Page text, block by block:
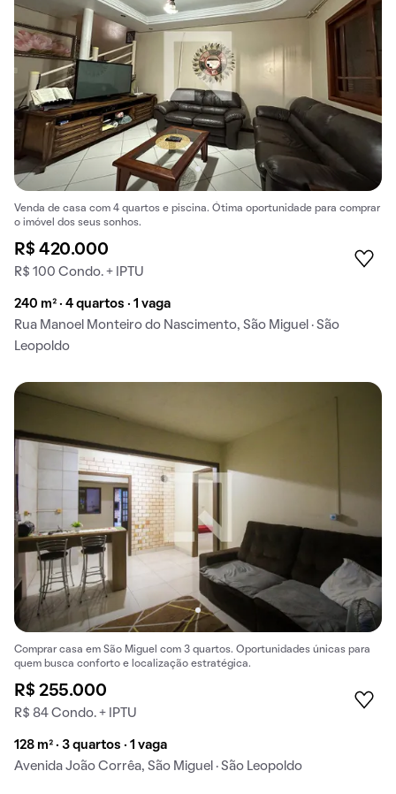
Venda de casa com 4 quartos e piscina. Ótima oportunidade para comprar
o imóvel dos seus sonhos.
R$ 420.000
R$ 100 Condo. + IPTU
240 m² · 4 quartos · 1 vaga
Rua Manoel Monteiro do Nascimento, São Miguel · São
Leopoldo
Comprar casa em São Miguel com 3 quartos. Oportunidades únicas para
quem busca conforto e localização estratégica.
R$ 255.000
R$ 84 Condo. + IPTU
128 m² · 3 quartos · 1 vaga
Avenida João Corrêa, São Miguel · São Leopoldo